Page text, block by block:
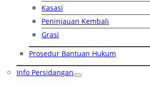
Kasasi
Peninjauan Kembali
Grasi
Prosedur Bantuan Hukum
Info Persidangan